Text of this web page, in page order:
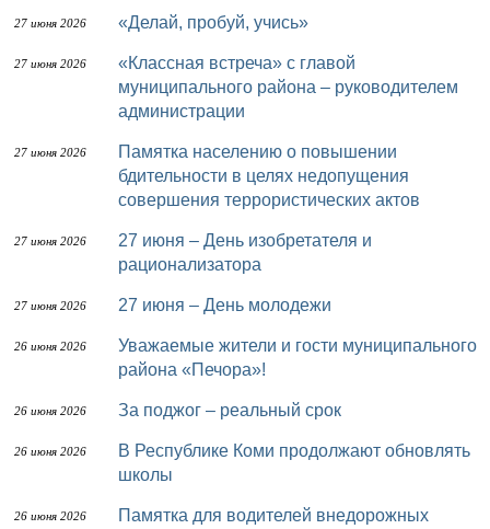
27 июня 2026 «Делай, пробуй, учись»
27 июня 2026
«Классная встреча» с главой
муниципального района – руководителем
администрации
27 июня 2026
Памятка населению о повышении
бдительности в целях недопущения
совершения террористических актов
27 июня 2026
27 июня – День изобретателя и
рационализатора
27 июня 2026 27 июня – День молодежи
26 июня 2026
Уважаемые жители и гости муниципального
района «Печора»!
26 июня 2026 За поджог – реальный срок
26 июня 2026
В Республике Коми продолжают обновлять
школы
26 июня 2026
Памятка для водителей внедорожных